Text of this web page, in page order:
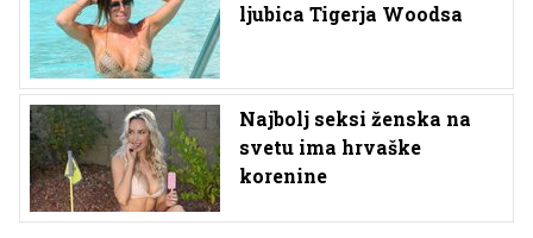
ljubica Tigerja Woodsa
Najbolj seksi ženska na
svetu ima hrvaške
korenine